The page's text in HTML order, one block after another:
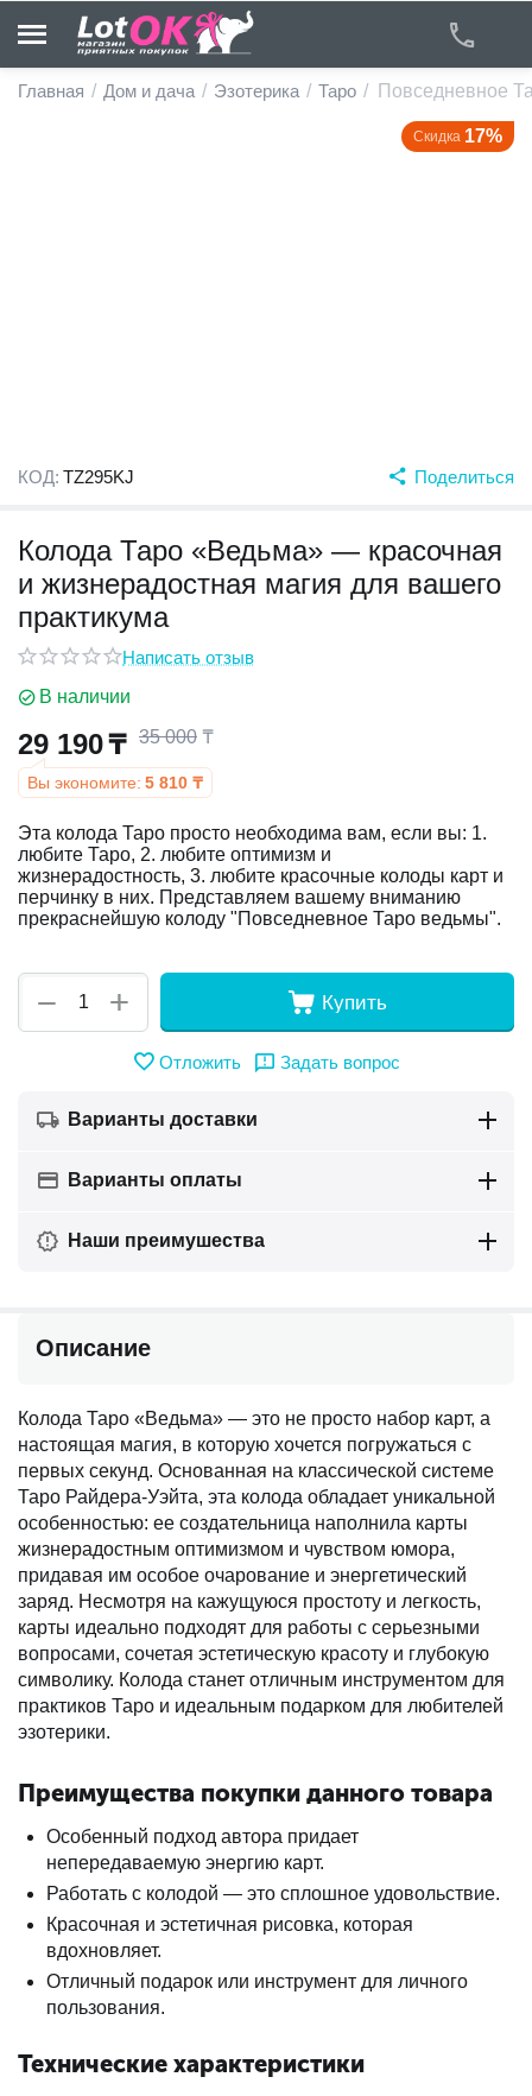
Главная / Дом и дача / Эзотерика / Таро / Повседневное
Скидка 17%
КОД: TZ295KJ Поделиться
Колода Таро «Ведьма» — красочная
и жизнерадостная магия для вашего
практикума
Написать отзыв
В наличии
29 190₸ 35 000 ₸
Вы экономите: 5 810 ₸
Эта колода Таро просто необходима вам, если вы: 1.
любите Таро, 2. любите оптимизм и
жизнерадостность, 3. любите красочные колоды карт и
перчинку в них. Представляем вашему вниманию
прекраснейшую колоду "Повседневное Таро ведьмы".
+
− Купить
Отложить Задать вопрос
Варианты доставки
Варианты оплаты
Наши преимушества
Описание
Колода Таро «Ведьма» — это не просто набор карт, а
настоящая магия, в которую хочется погружаться с
первых секунд. Основанная на классической системе
Таро Райдера-Уэйта, эта колода обладает уникальной
особенностью: ее создательница наполнила карты
жизнерадостным оптимизмом и чувством юмора,
придавая им особое очарование и энергетический
заряд. Несмотря на кажущуюся простоту и легкость,
карты идеально подходят для работы с серьезными
вопросами, сочетая эстетическую красоту и глубокую
символику. Колода станет отличным инструментом для
практиков Таро и идеальным подарком для любителей
эзотерики.
Преимущества покупки данного товара
Особенный подход автора придает
непередаваемую энергию карт.
Работать с колодой — это сплошное удовольствие.
Красочная и эстетичная рисовка, которая
вдохновляет.
Отличный подарок или инструмент для личного
пользования.
Технические характеристики